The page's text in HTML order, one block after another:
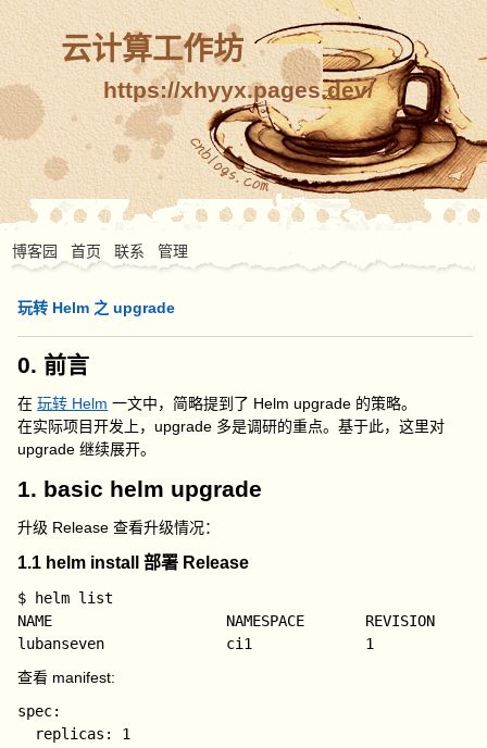
云计算工作坊
https://xhyyx.pages.dev/
博客园 首页 联系 管理
玩转 Helm 之 upgrade
0. 前言
在玩转 Helm 一文中，简略提到了 Helm upgrade 的策略。
在实际项目开发上，upgrade 多是调研的重点。基于此，这里对
upgrade 继续展开。
1. basic helm upgrade
升级 Release 查看升级情况：
1.1 helm install 部署 Release
$ helm list
NAME                    NAMESPACE
查看 manifest:
spec: